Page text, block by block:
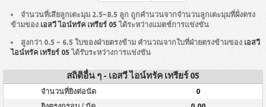
จำนวนที่เสียลูกเตะมุม 2.5~8.5 ลูก ถูกคำนวนจากจำนวนลูกเตะมุมที่ฝั่งตรง
ข้ามของ เอสวี ไอน์ทรัค เทรียร์ 05 ได้ระหว่างแมตช์การแข่งขัน
สูงกว่า 0.5 ~ 6.5 ใบของฝ่ายตรงข้าม คำนวณจากใบที่ฝ่ายตรงข้ามของ เอสวี
ไอน์ทรัค เทรียร์ 05 ได้รับระหว่างการแข่งขัน
สถิติอื่น ๆ - เอสวี ไอน์ทรัค เทรียร์ 05
จำนวนที่ยิงต่อนัด 0